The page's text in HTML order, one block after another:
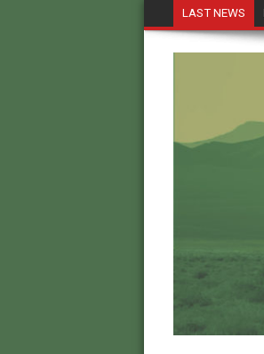
LAST NEWS